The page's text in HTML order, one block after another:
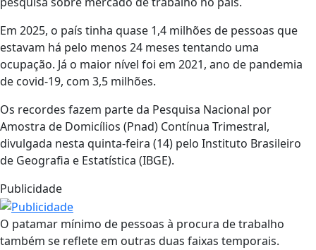
Em 2025, o país tinha quase 1,4 milhões de pessoas que
estavam há pelo menos 24 meses tentando uma
ocupação. Já o maior nível foi em 2021, ano de pandemia
de covid-19, com 3,5 milhões.
Os recordes fazem parte da Pesquisa Nacional por
Amostra de Domicílios (Pnad) Contínua Trimestral,
divulgada nesta quinta-feira (14) pelo Instituto Brasileiro
de Geografia e Estatística (IBGE).
Publicidade
O patamar mínimo de pessoas à procura de trabalho
também se reflete em outras duas faixas temporais.